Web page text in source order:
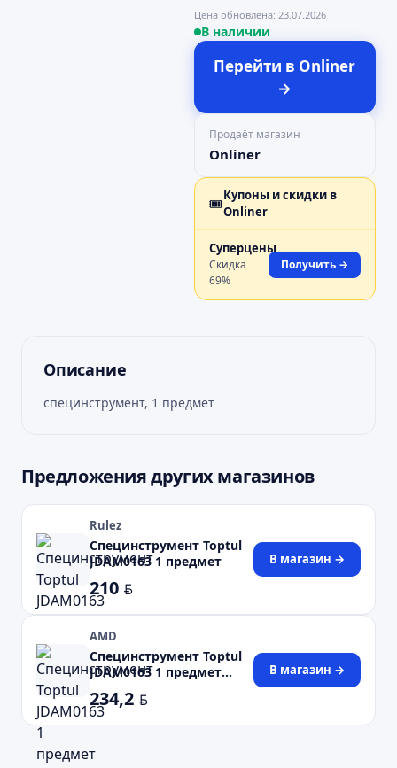
Цена обновлена: 23.07.2026
В наличии
Перейти в Onliner
→
Продаёт магазин
Onliner
🎟️Купоны и скидки в
Onliner
Суперцены
Скидка
69%
Получить →
Описание
специнструмент, 1 предмет
Предложения других магазинов
Rulez
Специнструмент Toptul
JDAM0163 1 предмет
210 BYN
В магазин →
AMD
Специнструмент Toptul
JDAM0163 1 предмет
234,2 BYN
В магазин →